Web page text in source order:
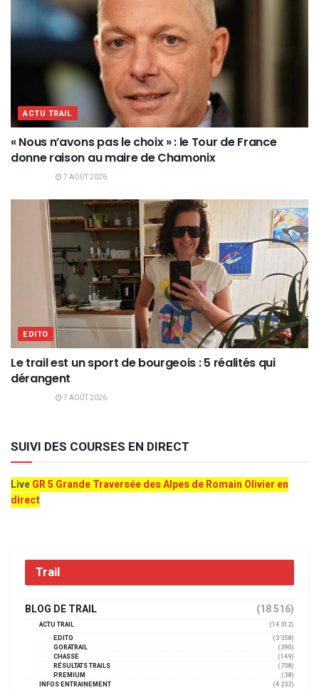
ACTU TRAIL
« Nous n’avons pas le choix » : le Tour de France
donne raison au maire de Chamonix
7 AOÛT 2026
EDITO
Le trail est un sport de bourgeois : 5 réalités qui
dérangent
7 AOÛT 2026
SUIVI DES COURSES EN DIRECT
LiveGR 5 Grande Traversée des Alpes de Romain Olivier en
direct
Trail
BLOG DE TRAIL (18 516)
ACTU TRAIL
(14 312)
EDITO
(3 358)
GORATRAIL
(390)
CHASSE
(149)
RÉSULTATS TRAILS
(738)
PREMIUM
(38)
INFOS ENTRAINEMENT
(4 232)